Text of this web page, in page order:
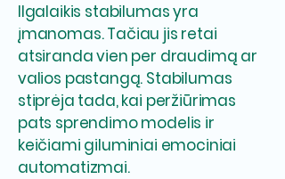
Ilgalaikis stabilumas yra
įmanomas. Tačiau jis retai
atsiranda vien per draudimą ar
valios pastangą. Stabilumas
stiprėja tada, kai peržiūrimas
pats sprendimo modelis ir
keičiami giluminiai emociniai
automatizmai.